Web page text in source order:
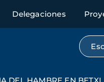
Delegaciones